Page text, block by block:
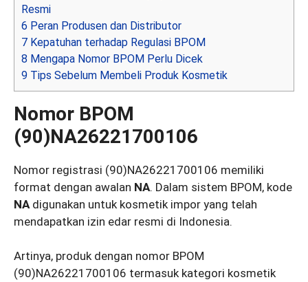
Resmi
6 Peran Produsen dan Distributor
7 Kepatuhan terhadap Regulasi BPOM
8 Mengapa Nomor BPOM Perlu Dicek
9 Tips Sebelum Membeli Produk Kosmetik
Nomor BPOM
(90)NA26221700106
Nomor registrasi (90)NA26221700106 memiliki
format dengan awalan NA. Dalam sistem BPOM, kode
NA digunakan untuk kosmetik impor yang telah
mendapatkan izin edar resmi di Indonesia.
Artinya, produk dengan nomor BPOM
(90)NA26221700106 termasuk kategori kosmetik